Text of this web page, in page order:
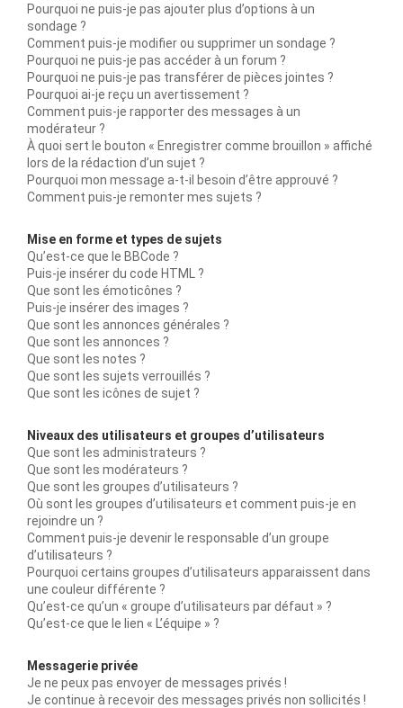
Pourquoi ne puis-je pas ajouter plus d’options à un
sondage ?
Comment puis-je modifier ou supprimer un sondage ?
Pourquoi ne puis-je pas accéder à un forum ?
Pourquoi ne puis-je pas transférer de pièces jointes ?
Pourquoi ai-je reçu un avertissement ?
Comment puis-je rapporter des messages à un
modérateur ?
À quoi sert le bouton « Enregistrer comme brouillon » affiché
lors de la rédaction d’un sujet ?
Pourquoi mon message a-t-il besoin d’être approuvé ?
Comment puis-je remonter mes sujets ?
Mise en forme et types de sujets
Qu’est-ce que le BBCode ?
Puis-je insérer du code HTML ?
Que sont les émoticônes ?
Puis-je insérer des images ?
Que sont les annonces générales ?
Que sont les annonces ?
Que sont les notes ?
Que sont les sujets verrouillés ?
Que sont les icônes de sujet ?
Niveaux des utilisateurs et groupes d’utilisateurs
Que sont les administrateurs ?
Que sont les modérateurs ?
Que sont les groupes d’utilisateurs ?
Où sont les groupes d’utilisateurs et comment puis-je en
rejoindre un ?
Comment puis-je devenir le responsable d’un groupe
d’utilisateurs ?
Pourquoi certains groupes d’utilisateurs apparaissent dans
une couleur différente ?
Qu’est-ce qu’un « groupe d’utilisateurs par défaut » ?
Qu’est-ce que le lien « L’équipe » ?
Messagerie privée
Je ne peux pas envoyer de messages privés !
Je continue à recevoir des messages privés non sollicités !